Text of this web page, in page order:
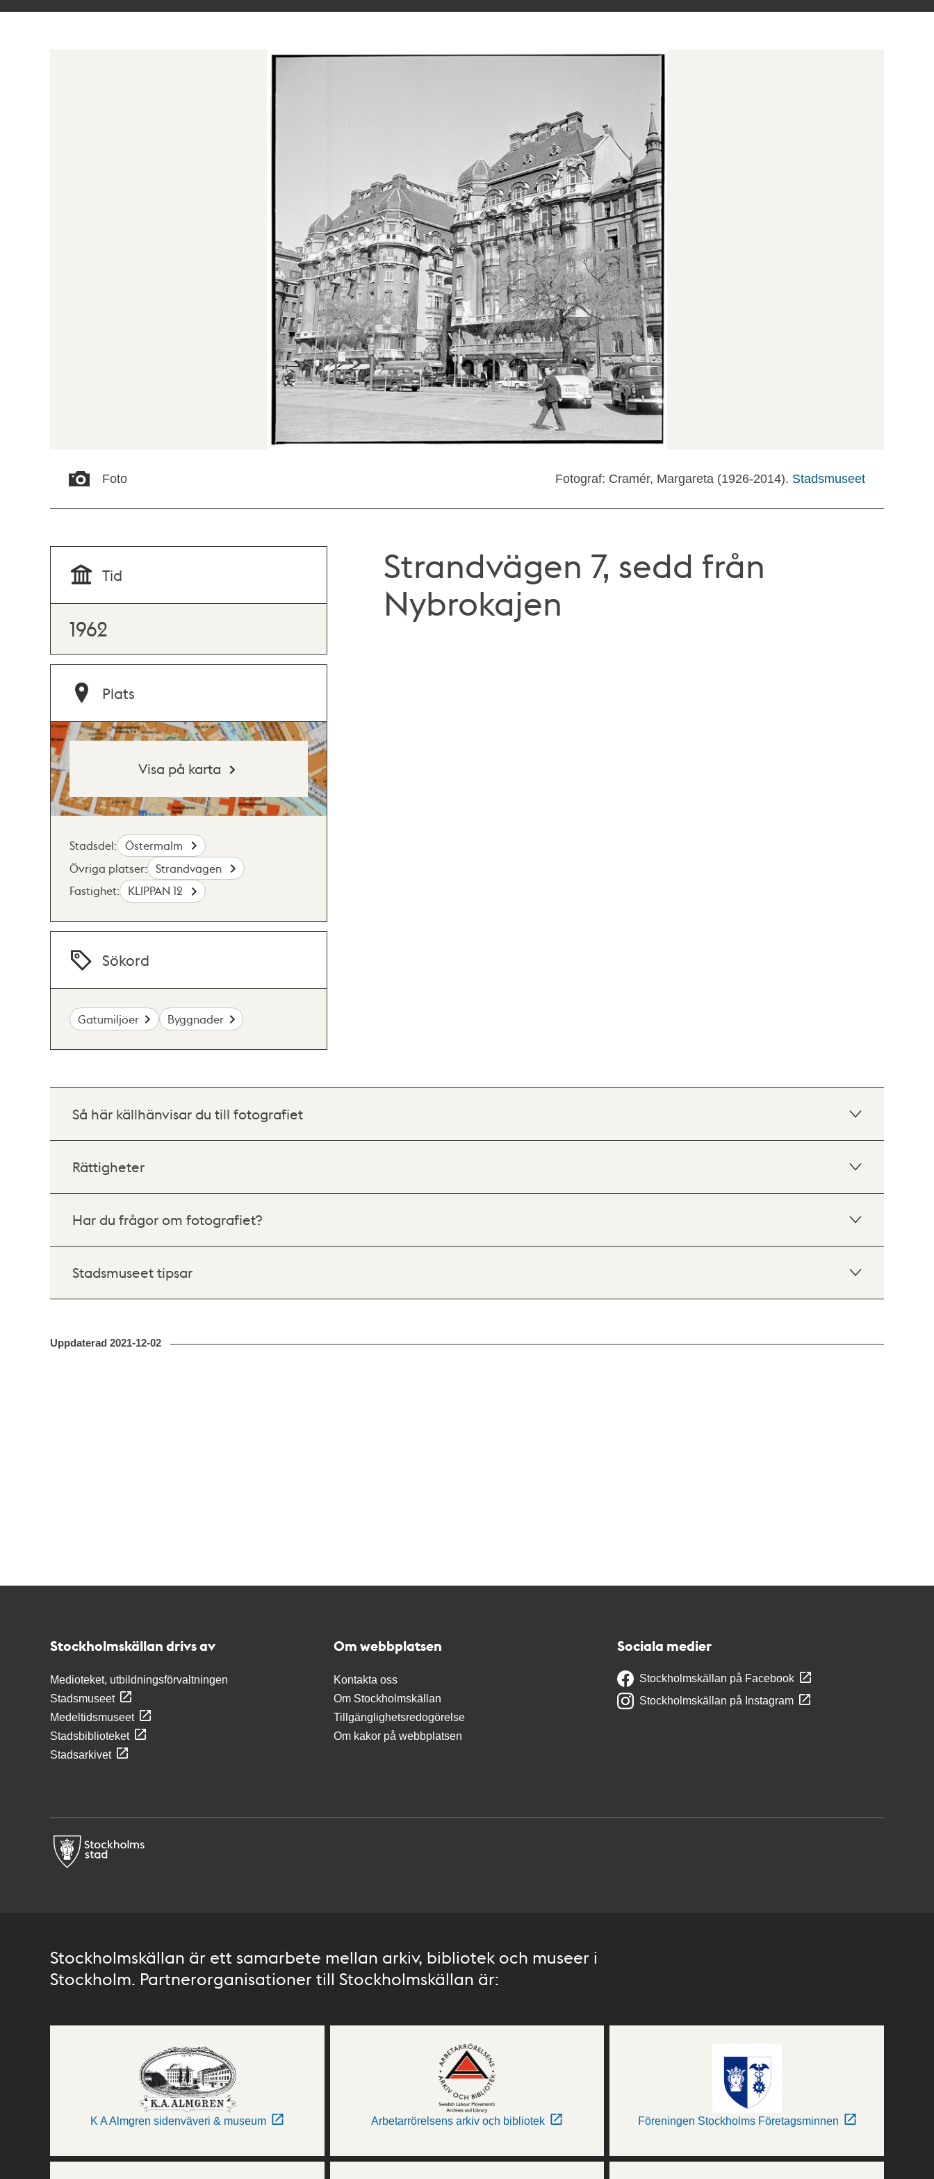
Foto Fotograf: Cramér, Margareta (1926-2014). Stadsmuseet
Strandvägen 7, sedd från
Nybrokajen
Tid
1962
Plats
Visa på karta
Stadsdel:
Östermalm
Övriga platser:
Strandvägen
Fastighet:
KLIPPAN 12
Sökord
Gatumiljöer Byggnader
Så här källhänvisar du till fotografiet
Rättigheter
Har du frågor om fotografiet?
Stadsmuseet tipsar
Uppdaterad 2021-12-02
Stockholmskällan drivs av
Medioteket, utbildningsförvaltningen
Stadsmuseet
Medeltidsmuseet
Stadsbiblioteket
Stadsarkivet
Om webbplatsen
Kontakta oss
Om Stockholmskällan
Tillgänglighetsredogörelse
Om kakor på webbplatsen
Sociala medier
Stockholmskällan på Facebook
Stockholmskällan på Instagram
Stockholmskällan är ett samarbete mellan arkiv, bibliotek och museer i
Stockholm. Partnerorganisationer till Stockholmskällan är:
K A Almgren sidenväveri & museum Arbetarrörelsens arkiv och bibliotek Föreningen Stockholms Företagsminnen